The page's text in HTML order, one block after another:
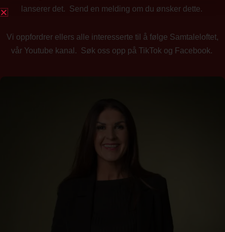
lanserer det. Send en melding om du ønsker dette.
Vi oppfordrer ellers alle interesserte til å følge Samtaleloftet,
vår Youtube kanal. Søk oss opp på TikTok og Facebook.